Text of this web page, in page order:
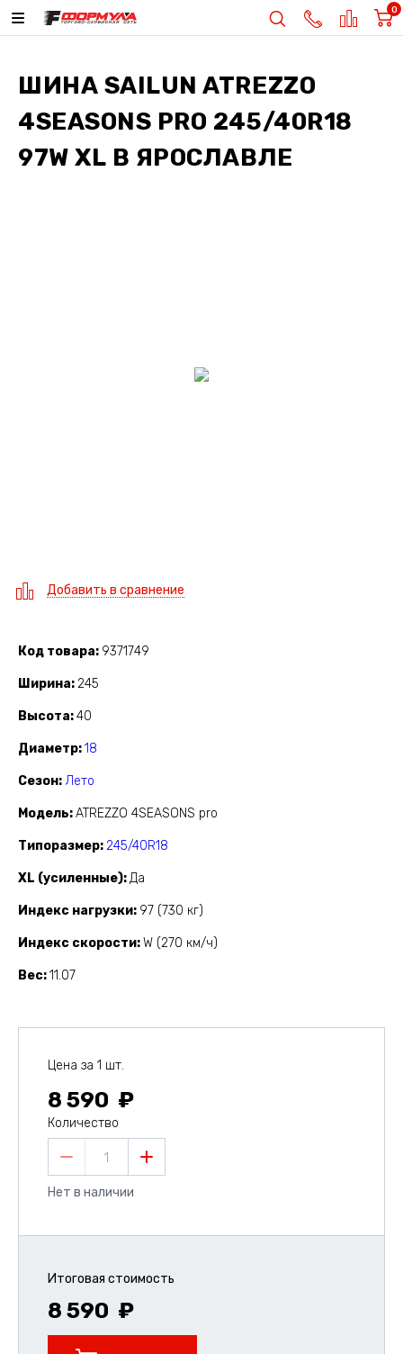
0
ШИНА SAILUN ATREZZO
4SEASONS PRO 245/40R18
97W XL В ЯРОСЛАВЛЕ
Добавить в сравнение
Код товара 9371749
Ширина 245
Высота 40
Диаметр 18
Сезон Лето
Модель ATREZZO 4SEASONS pro
Типоразмер 245/40R18
XL (усиленные) Да
Индекс нагрузки 97 (730 кг)
Индекс скорости W (270 км/ч)
Вес 11.07
Цена за 1 шт.
8 590
Количество
1
Нет в наличии
Итоговая стоимость
8 590